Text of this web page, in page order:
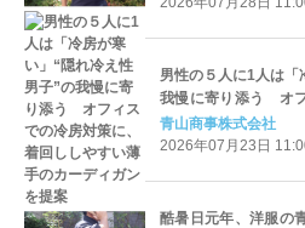
男性の５人に1人は「
我慢に寄り添う オ
やすい薄手のカーディ
青山商事株式会社
2026年07月23日
酷暑日元年、洋服の